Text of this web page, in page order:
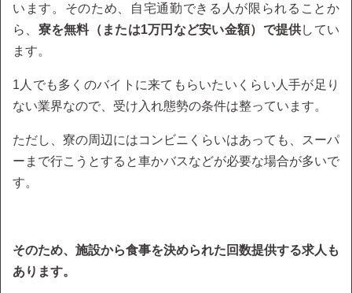
います。そのため、自宅通勤できる人が限られることか
ら、 寮を無料（または1万円など安い金額）で提供してい
ます。
1人でも多くのバイトに来てもらいたいくらい人手が足り
ない業界なので、受け入れ態勢の条件は整っています。
ただし、寮の周辺にはコンビニくらいはあっても、スーパ
ーまで行こうとすると車かバスなどが必要な場合が多いで
す。
そのため、施設から食事を決められた回数提供する求人も
あります。